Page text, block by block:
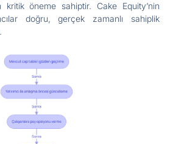
kritik öneme sahiptir. Cake Equity’nin
doğru, gerçek zamanlı sahiplik